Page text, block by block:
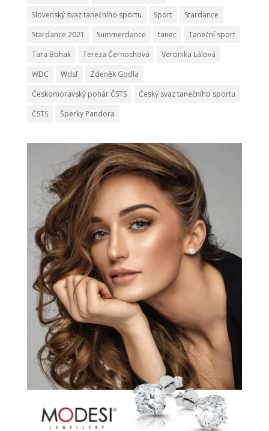
Slovenský svaz tanečního sportu
Sport
Stardance
Stardance 2021
Summerdance tanec
Taneční sport
Tara Bohak
Tereza Černochová
Veronika Lálová
WDC
Wdsf
Zdeněk Godla
Českomoravský pohár ČSTS
Český svaz tanečního sportu
ČSTS
Šperky Pandora